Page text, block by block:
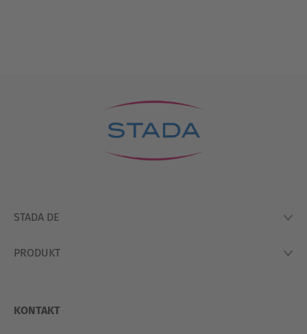
STADA DE
Lexikon
PRODUKT
KONTAKT